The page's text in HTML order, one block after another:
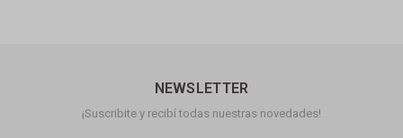
NEWSLETTER
¡Suscribite y recibí todas nuestras novedades!